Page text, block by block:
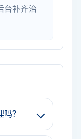
台补齐治
？